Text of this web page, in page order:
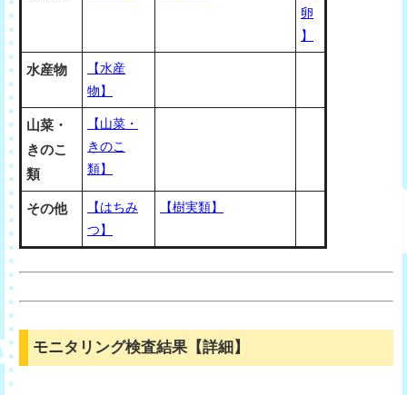
卵
】
水産物
【水産
物】
山菜・
きのこ
類
【山菜・
きのこ
類】
その他
【はちみ
つ】
【樹実類】
モニタリング検査結果【詳細】